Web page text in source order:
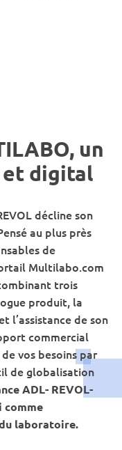
un
digital
décline son
au plus près
de
Multilabo.com
trois
produit, la
l’assistance de son
commercial
vos besoins par
de globalisation
ADL- REVOL-
comme
laboratoire.